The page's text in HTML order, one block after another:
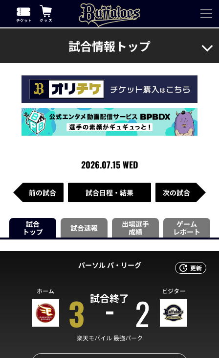
試合情報トップ
2026.07.15 WED
前の試合 試合日程・結果 次の試合
試合
トップ
試合速報
出場選手
成績
ゲーム
レポート
更新
パーソル パ・リーグ
試合終了
ホーム 3 2 ビジター
楽天モバイル 最強パーク